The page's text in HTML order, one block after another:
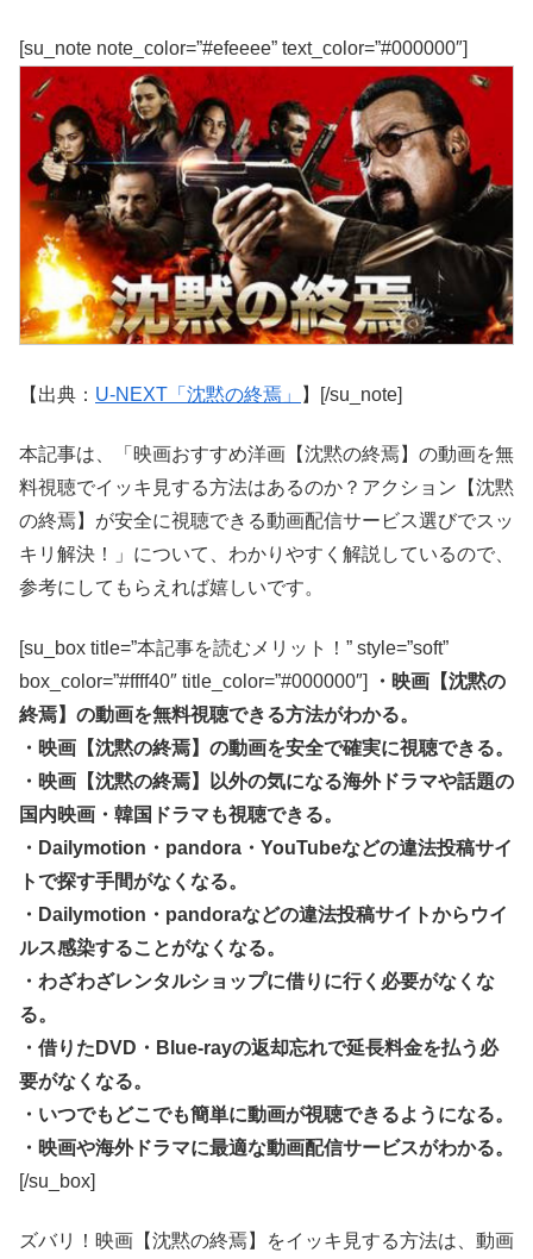
[su_note note_color=”#efeeee” text_color=”#000000″]
【出典： U-NEXT「沈黙の終焉」 】[/su_note]
本記事は、「映画おすすめ洋画【沈黙の終焉】の動画を無
料視聴でイッキ見する方法はあるのか？アクション【沈黙
の終焉】が安全に視聴できる動画配信サービス選びでスッ
キリ解決！」について、わかりやすく解説しているので、
参考にしてもらえれば嬉しいです。
[su_box title=”本記事を読むメリット！” style=”soft”
box_color=”#ffff40″ title_color=”#000000″]
・映画【沈黙の
終焉】の動画を無料視聴できる方法がわかる。
・映画【沈黙の終焉】の動画を安全で確実に視聴できる。
・映画【沈黙の終焉】以外の気になる海外ドラマや話題の
国内映画・韓国ドラマも視聴できる。
・Dailymotion・pandora・YouTubeなどの違法投稿サイ
トで探す手間がなくなる。
・Dailymotion・pandoraなどの違法投稿サイトからウイ
ルス感染することがなくなる。
・わざわざレンタルショップに借りに行く必要がなくな
る。
・借りたDVD・Blue-rayの返却忘れで延長料金を払う必
要がなくなる。
・いつでもどこでも簡単に動画が視聴できるようになる。
・映画や海外ドラマに最適な動画配信サービスがわかる。
[/su_box]
ズバリ！映画【沈黙の終焉】をイッキ見する方法は、動画